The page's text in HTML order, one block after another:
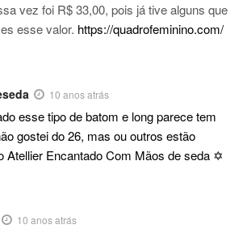
vez foi R$ 33,00, pois já tive alguns que
esse valor. https://quadrofeminino.com/
10 anos atrás
esse tipo de batom e long parece tem
gostei do 26, mas ou outros estão
Atellier Encantado Com Mãos de seda ✡
10 anos atrás